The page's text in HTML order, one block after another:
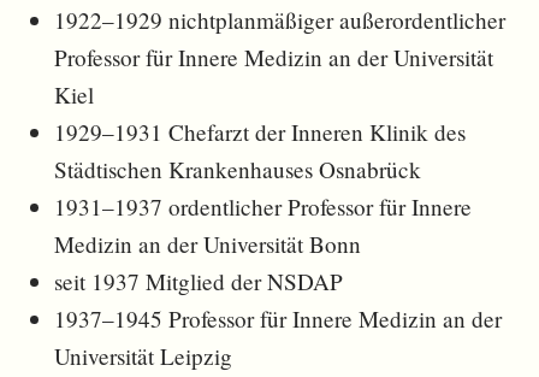
1922–1929 nichtplanmäßiger außerordentlicher
Professor für Innere Medizin an der Universität
Kiel
1929–1931 Chefarzt der Inneren Klinik des
Städtischen Krankenhauses Osnabrück
1931–1937 ordentlicher Professor für Innere
Medizin an der Universität Bonn
seit 1937 Mitglied der NSDAP
1937–1945 Professor für Innere Medizin an der
Universität Leipzig